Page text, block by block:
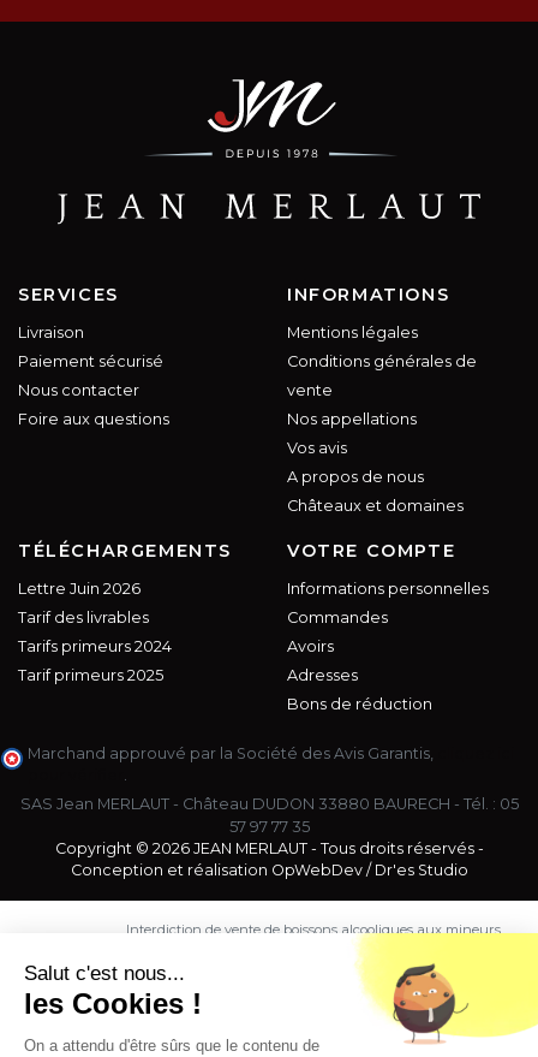
SERVICES
Livraison
Paiement sécurisé
Nous contacter
Foire aux questions
INFORMATIONS
Mentions légales
Conditions générales de
vente
Nos appellations
Vos avis
A propos de nous
Châteaux et domaines
TÉLÉCHARGEMENTS
Lettre Juin 2026
Tarif des livrables
Tarifs primeurs 2024
Tarif primeurs 2025
VOTRE COMPTE
Informations personnelles
Commandes
Avoirs
Adresses
Bons de réduction
Marchand approuvé par la Société des Avis Garantis,
.
SAS Jean MERLAUT - Château DUDON 33880 BAURECH - Tél. : 05
57 97 77 35
Copyright © 2026 JEAN MERLAUT - Tous droits réservés -
Conception et réalisation OpWebDev/ Dr'es Studio
Interdiction de vente de boissons alcooliques aux mineurs
est exigée au moment de la vente en ligne.
CODE DE LA SANTE PUBLIQUE, ART. L. 3342-1 et L. 3353-3
L'abus d'alcool est dangereux pour la santé. Sachez
Salut c'est nous...
les Cookies !
On a attendu d'être sûrs que le contenu de